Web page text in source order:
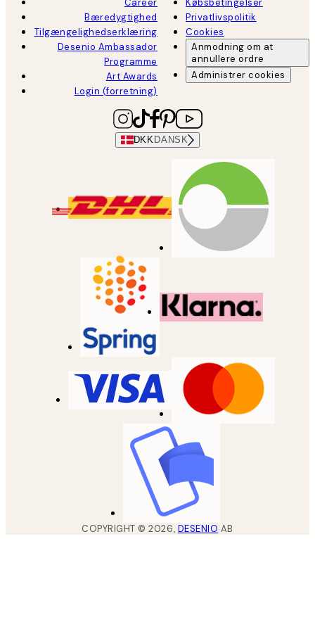
Bæredygtighed
Tilgængelighedserklæring
Desenio Ambassador
Programme
Art Awards
Login (forretning)
Privatlivspolitik
Cookies
Anmodning om at
annullere ordre
Administrer cookies
DKK DANSK
COPYRIGHT ©2026, DESENIO AB